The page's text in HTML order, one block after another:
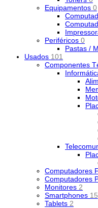
Equipamentos 0
Periféricos 0
Pastas /
Usados 101
Componentes
Computadores
Computadores
Monitores 2
Smartphones 15
Tablets 2